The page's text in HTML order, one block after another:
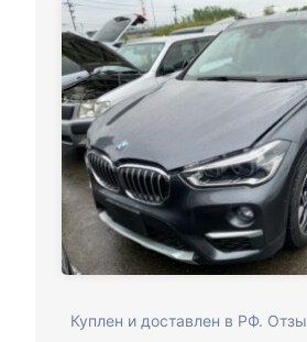
Куплен и доставлен в РФ.